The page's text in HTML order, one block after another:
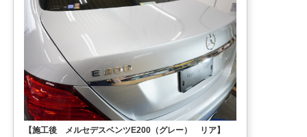
【施工後 メルセデスベンツE200（グレー） リア】